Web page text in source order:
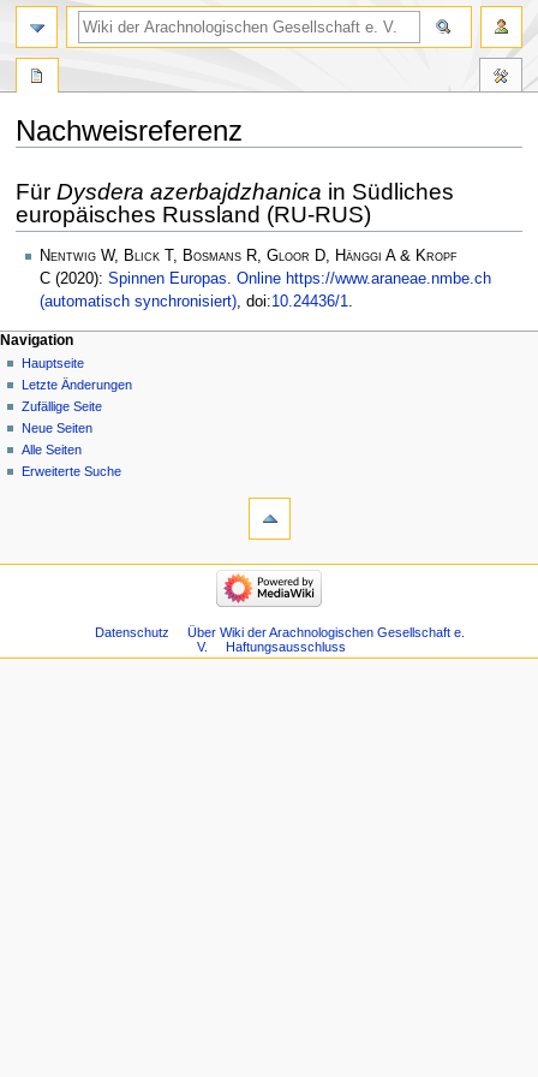
Nachweisreferenz
Navigation
springen
Suche
springen
Für Dysdera azerbajdzhanica in Südliches
europäisches Russland (RU-RUS)
Nentwig W, Blick T, Bosmans R, Gloor D, Hänggi A & Kropf
C (2020): Spinnen Europas. Online https://www.araneae.nmbe.ch
(automatisch synchronisiert), doi:10.24436/1.
Navigation
Hauptseite
Letzte Änderungen
Zufällige Seite
Neue Seiten
Alle Seiten
Erweiterte Suche
Datenschutz
Über Wiki der Arachnologischen Gesellschaft e.
V.
Haftungsausschluss